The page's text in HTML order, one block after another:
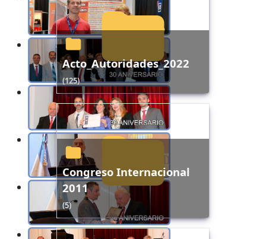
Acto_Autoridades_2022
(125)
Congreso Internacional
2011
(5)